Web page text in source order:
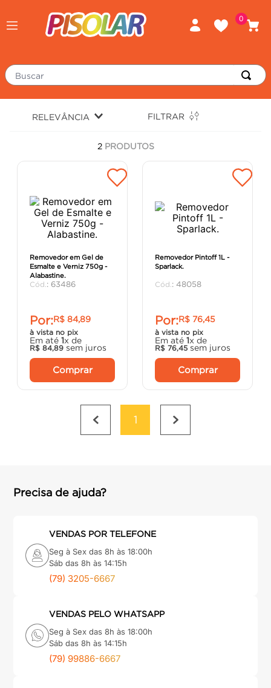
0
Buscar
RELEVÂNCIA FILTRAR
2 PRODUTOS
Removedor em Gel de
Esmalte e Verniz 750g -
Alabastine.
: 63486
Por:R$ 84,89
à vista no pix
Em até 1x de
R$ 84,89 sem juros
Comprar
Removedor Pintoff 1L -
Sparlack.
: 48058
Por:R$ 76,45
à vista no pix
Em até 1x de
R$ 76,45 sem juros
Comprar
1
Precisa de ajuda?
VENDAS POR TELEFONE
Seg à Sex das 8h às 18:00h
Sáb das 8h às 14:15h
(79) 3205-6667
VENDAS PELO WHATSAPP
Seg à Sex das 8h às 18:00h
Sáb das 8h às 14:15h
(79) 99886-6667
massa corrida
chuveiro
argamassa
º porta
º cadeira